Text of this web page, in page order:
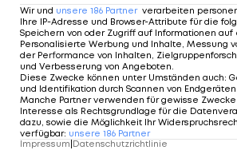
Zeichen setzen, sondern sich
Interesse europäischer Topklubs
Europas Elite schaut
Denn Inacio gilt als eines der
Talente seines Jahrgangs.
Wir und unsere 186 Partner verarbeiten
Ihre IP-Adresse und Browser-Attribute für die
Speichern von oder Zugriff auf Informationen auf
Personalisierte Werbung und Inhalte, Messung
der Performance von Inhalten,
und Verbesserung von Angeboten
Diese Zwecke können unter Umständen auch:
und Identifikation durch Scannen von Endgeräten
Manche Partner verwenden für gewisse
Interesse als Rechtsgrundlage für die
dazu, sowie die Möglichkeit Ihr
verfügbar: unsere 186 Partner
Impressum|Datenschutzrichtlinie